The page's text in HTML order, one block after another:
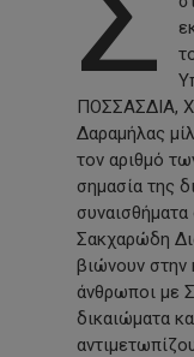
ΠΟΣΣΑΣΔΙΑ,
Δαραμήλας
τον αριθμό
σημασία της
Σακχαρώδη
βιώνουν στην
άνθρωποι με
δικαιώματα